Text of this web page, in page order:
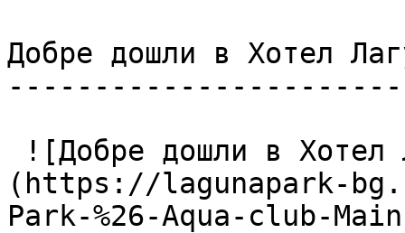
Добре дошли в Хотел
(https://lagunapark-
Park-%26-Aqua-club-